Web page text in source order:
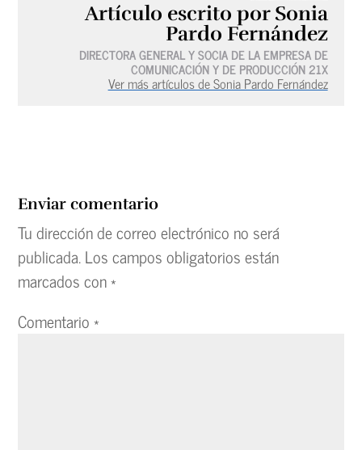
Artículo escrito por Sonia
Pardo Fernández
DIRECTORA GENERAL Y SOCIA DE LA EMPRESA DE
COMUNICACIÓN Y DE PRODUCCIÓN 21X
Ver más artículos de Sonia Pardo Fernández
Enviar comentario
Tu dirección de correo electrónico no será
publicada.Los campos obligatorios están
marcados con*
Comentario*